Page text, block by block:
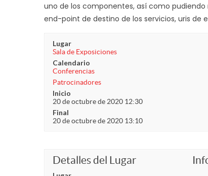
uno de los componentes, así como
end-point de destino de los servicios, uris de
Lugar
Sala de Exposiciones
Calendario
Conferencias
Patrocinadores
Inicio
20 de octubre de 2020 12:30
Final
20 de octubre de 2020 13:10
Detalles del Lugar